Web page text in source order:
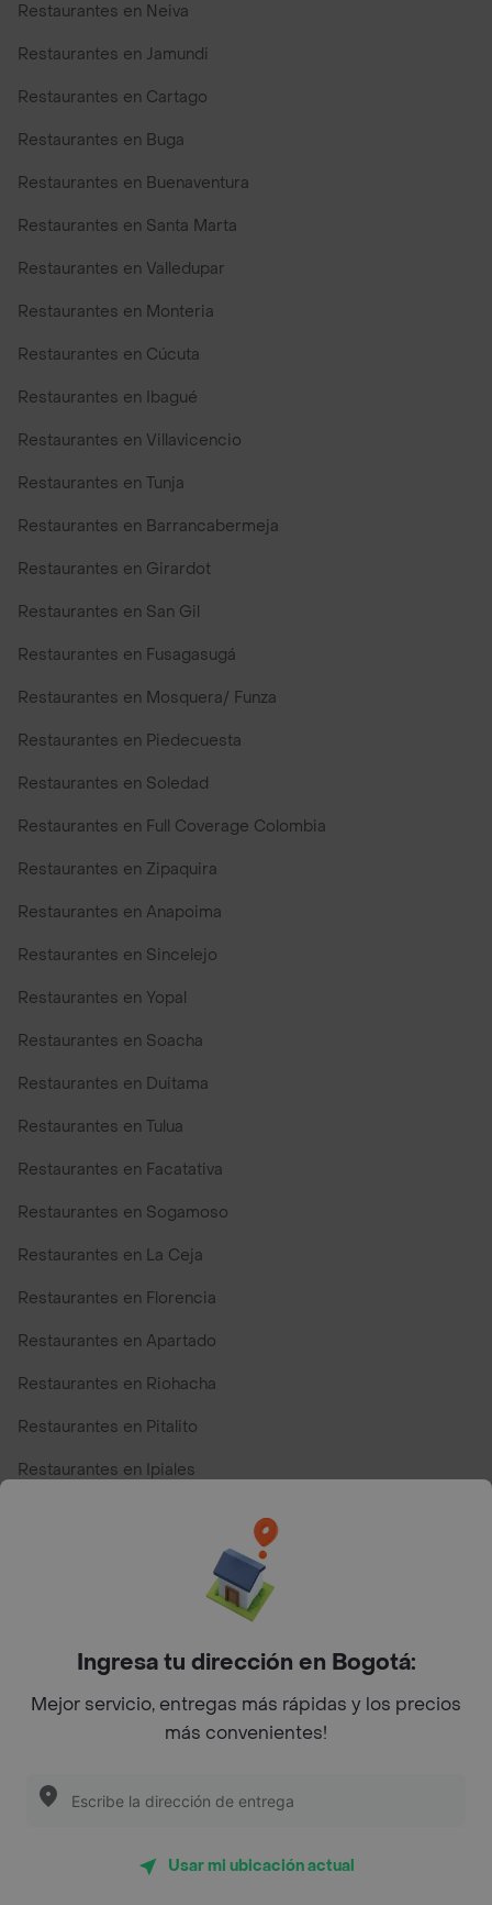
Restaurantes en Neiva
Restaurantes en Jamundi
Restaurantes en Cartago
Restaurantes en Buga
Restaurantes en Buenaventura
Restaurantes en Santa Marta
Restaurantes en Valledupar
Restaurantes en Monteria
Restaurantes en Cúcuta
Restaurantes en Ibagué
Restaurantes en Villavicencio
Restaurantes en Tunja
Restaurantes en Barrancabermeja
Restaurantes en Girardot
Restaurantes en San Gil
Restaurantes en Fusagasugá
Restaurantes en Mosquera/ Funza
Restaurantes en Piedecuesta
Restaurantes en Soledad
Restaurantes en Full Coverage Colombia
Restaurantes en Zipaquira
Restaurantes en Anapoima
Restaurantes en Sincelejo
Restaurantes en Yopal
Restaurantes en Soacha
Restaurantes en Duitama
Restaurantes en Tulua
Restaurantes en Facatativa
Restaurantes en Sogamoso
Restaurantes en La Ceja
Restaurantes en Florencia
Restaurantes en Apartado
Restaurantes en Riohacha
Restaurantes en Pitalito
Restaurantes en Ipiales
Top Marcas y Cadenas de Restaurantes
Encuéntranos en estos países
App Store Google play
Restaurantes cerca de mi para pedir Comida a Domicilio -
Ingresa tu dirección en Bogotá:
Mejor servicio, entregas más rápidas y los precios
más convenientes!
Usar mi ubicación actual